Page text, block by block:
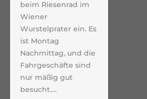
beim Riesenrad im
Wiener
Wurstelprater ein. Es
ist Montag
Nachmittag, und die
Fahrgeschäfte sind
nur mäßig gut
besucht….